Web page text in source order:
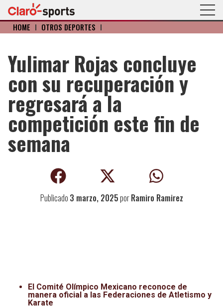
HOME I OTROS DEPORTES I
Yulimar Rojas concluye
con su recuperación y
regresará a la
competición este fin de
semana
Publicado 3 marzo, 2025porRamiro Ramirez
El Comité Olímpico Mexicano reconoce de
manera oficial a las Federaciones de Atletismo y
Karate